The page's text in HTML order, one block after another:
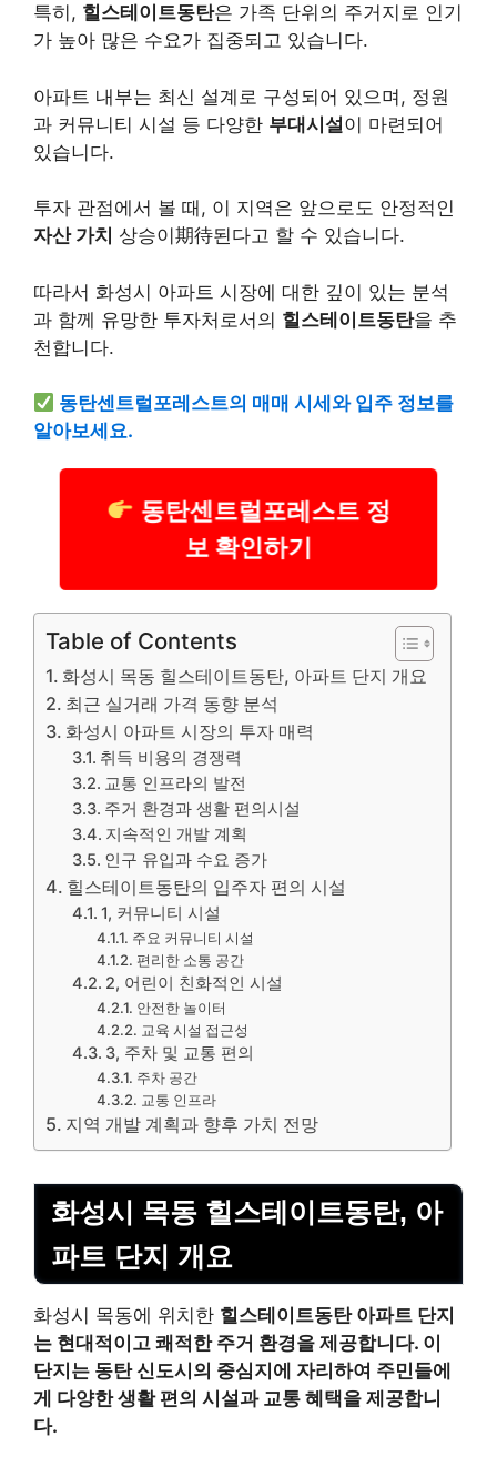
특히, 힐스테이트동탄은 가족 단위의 주거지로 인기
가 높아 많은 수요가 집중되고 있습니다.
아파트 내부는 최신 설계로 구성되어 있으며, 정원
과 커뮤니티 시설 등 다양한 부대시설이 마련되어
있습니다.
투자 관점에서 볼 때, 이 지역은 앞으로도 안정적인
자산 가치 상승이期待된다고 할 수 있습니다.
따라서 화성시 아파트 시장에 대한 깊이 있는 분석
과 함께 유망한 투자처로서의 힐스테이트동탄을 추
천합니다.
동탄센트럴포레스트의 매매 시세와 입주 정보를
알아보세요.
동탄센트럴포레스트 정
보 확인하기
Table of Contents
화성시 목동 힐스테이트동탄, 아파트 단지 개요
최근 실거래 가격 동향 분석
화성시 아파트 시장의 투자 매력
취득 비용의 경쟁력
교통 인프라의 발전
주거 환경과 생활 편의시설
지속적인 개발 계획
인구 유입과 수요 증가
힐스테이트동탄의 입주자 편의 시설
1, 커뮤니티 시설
주요 커뮤니티 시설
편리한 소통 공간
2, 어린이 친화적인 시설
안전한 놀이터
교육 시설 접근성
3, 주차 및 교통 편의
주차 공간
교통 인프라
지역 개발 계획과 향후 가치 전망
화성시 목동 힐스테이트동탄, 아
파트 단지 개요
화성시 목동에 위치한 힐스테이트동탄 아파트 단지
는 현대적이고 쾌적한 주거 환경을 제공합니다. 이
단지는 동탄 신도시의 중심지에 자리하여 주민들에
게 다양한 생활 편의 시설과 교통 혜택을 제공합니
다.